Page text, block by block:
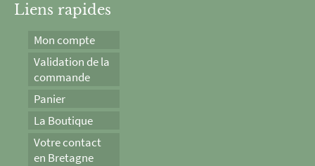
Liens rapides
Mon compte
Validation de la
commande
Panier
La Boutique
Votre contact
en Bretagne